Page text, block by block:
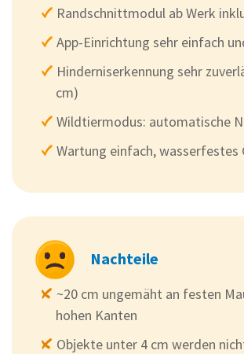
Randschnittmodul ab Werk
App-Einrichtung sehr einfach
Hinderniserkennung sehr
cm)
Wildtiermodus: automatische
Wartung einfach, wasserfestes
Nachteile
~20 cm ungemäht an festen
hohen Kanten
Objekte unter 4 cm werden